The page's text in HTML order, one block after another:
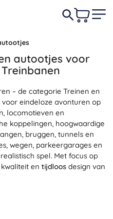
autootjes voor
– de categorie Treinen en
eindeloze avonturen op
locomotieven en
koppelingen, hoogwaardige
bruggen, tunnels en
wegen, parkeergarages en
spel. Met focus op
kwaliteit en tijdloos design van
en stad ontwikkelt de
en logisch denken.